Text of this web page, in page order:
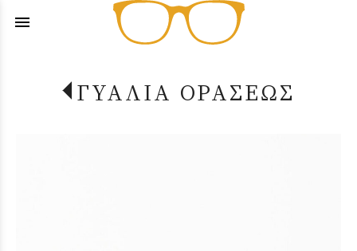
menu
ΓΥΑΛΙΑ ΟΡΑΣΕΩΣ